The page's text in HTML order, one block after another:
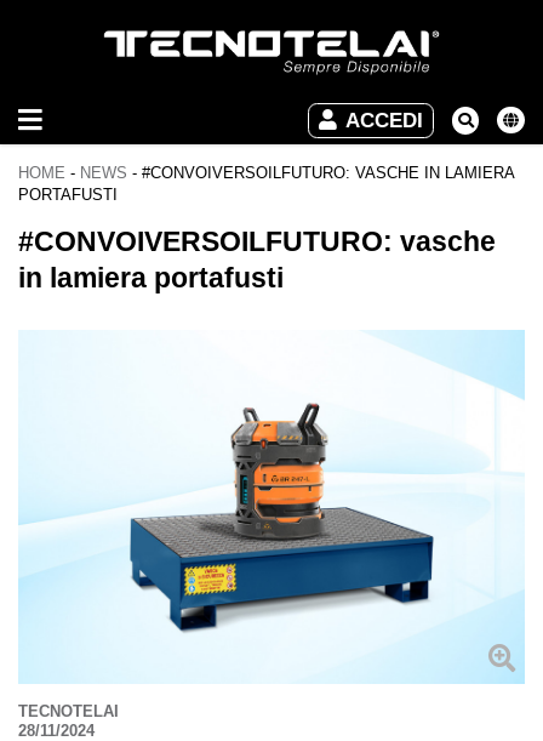
ACCEDI
INDUSTRIALE
ARREDO
DOWNLOAD
HOME - NEWS - #CONVOIVERSOILFUTURO: VASCHE IN LAMIERA
PORTAFUSTI
#CONVOIVERSOILFUTURO: vasche
in lamiera portafusti
TECNOTELAI
28/11/2024